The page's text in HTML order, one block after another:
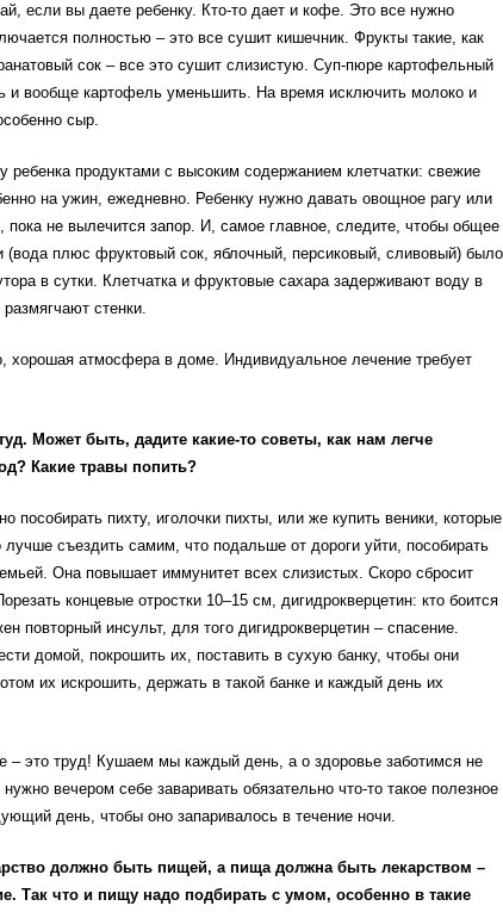
если вы даете ребенку. Кто-то дает и кофе. Это все нужно
полностью – это все сушит кишечник. Фрукты такие, как
сок – все это сушит слизистую. Суп-пюре картофельный
и вообще картофель уменьшить. На время исключить молоко и
сыр.
ребенка продуктами с высоким содержанием клетчатки: свежие
на ужин, ежедневно. Ребенку нужно давать овощное рагу или
пока не вылечится запор. И, самое главное, следите, чтобы общее
(вода плюс фруктовый сок, яблочный, персиковый, сливовый) было
в сутки. Клетчатка и фруктовые сахара задерживают воду в
стенки.
хорошая атмосфера в доме. Индивидуальное лечение требует
Может быть, дадите какие-то советы, как нам легче
Какие травы попить?
пособирать пихту, иголочки пихты, или же купить веники, которые
съездить самим, что подальше от дороги уйти, пособирать
Она повышает иммунитет всех слизистых. Скоро сбросит
концевые отростки 10–15 см, дигидрокверцетин: кто боится
повторный инсульт, для того дигидрокверцетин – спасение.
домой, покрошить их, поставить в сухую банку, чтобы они
их искрошить, держать в такой банке и каждый день их
– это труд! Кушаем мы каждый день, а о здоровье заботимся не
вечером себе заваривать обязательно что-то такое полезное
день, чтобы оно запаривалось в течение ночи.
должно быть пищей, а пища должна быть лекарством –
Так что и пищу надо подбирать с умом, особенно в такие